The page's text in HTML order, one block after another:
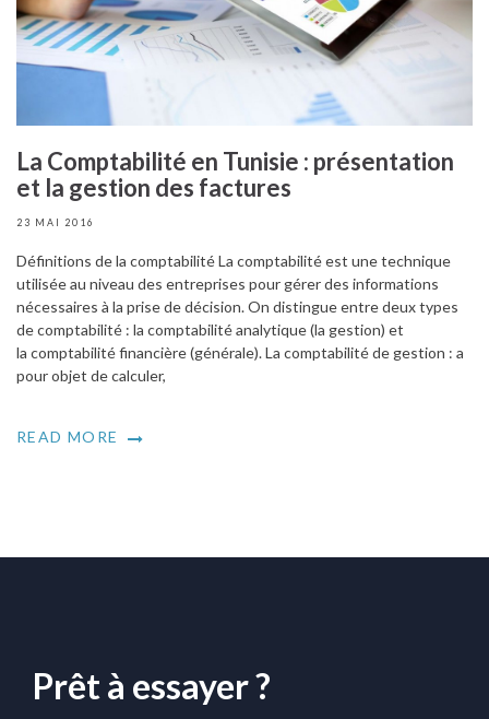
La Comptabilité en Tunisie : présentation
et la gestion des factures
23 MAI 2016
Définitions de la comptabilité La comptabilité est une technique
utilisée au niveau des entreprises pour gérer des informations
nécessaires à la prise de décision. On distingue entre deux types
de comptabilité : la comptabilité analytique (la gestion) et
la comptabilité financière (générale). La comptabilité de gestion : a
pour objet de calculer,
READ MORE
Prêt à essayer ?